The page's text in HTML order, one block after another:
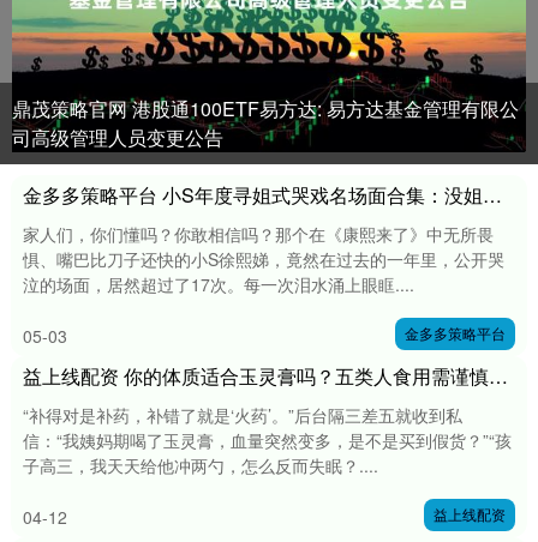
鼎茂策略官网 港股通100ETF易方达: 易方达基金管理有限公
司高级管理人员变更公告
金多多策略平台 小S年度寻姐式哭戏名场面合集：没姐护着的日子，没底气了
家人们，你们懂吗？你敢相信吗？那个在《康熙来了》中无所畏
惧、嘴巴比刀子还快的小S徐熙娣，竟然在过去的一年里，公开哭
泣的场面，居然超过了17次。每一次泪水涌上眼眶....
05-03 金多多策略平台
益上线配资 你的体质适合玉灵膏吗？五类人食用需谨慎，副作用不得不防
“补得对是补药，补错了就是‘火药’。”后台隔三差五就收到私
信：“我姨妈期喝了玉灵膏，血量突然变多，是不是买到假货？”“孩
子高三，我天天给他冲两勺，怎么反而失眠？....
04-12 益上线配资